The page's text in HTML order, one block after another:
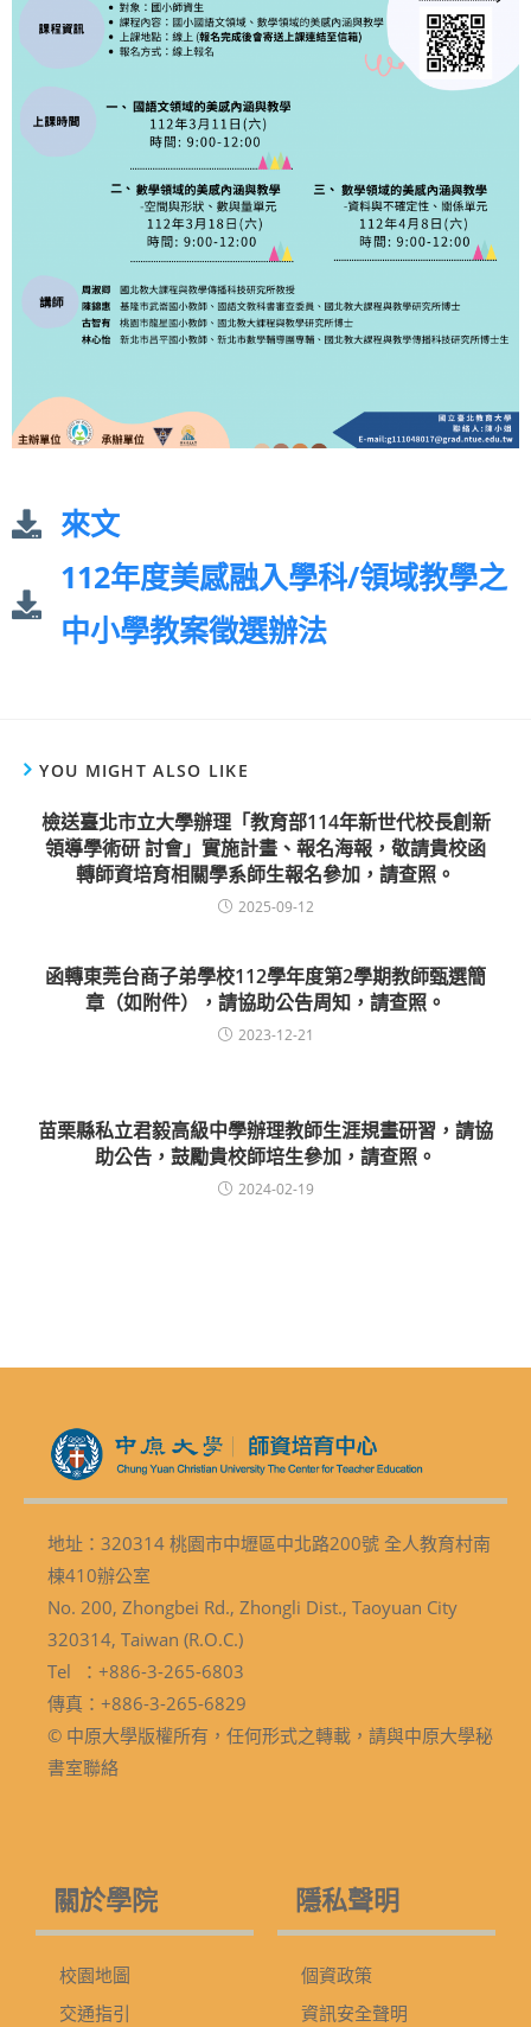
來文
112年度美感融入學科/領域教學之
中小學教案徵選辦法
YOU MIGHT ALSO LIKE
檢送臺北市立大學辦理「教育部114年新世代校長創新
領導學術研 討會」實施計畫、報名海報，敬請貴校函
轉師資培育相關學系師生報名參加，請查照。
2025-09-12
函轉東莞台商子弟學校112學年度第2學期教師甄選簡
章（如附件），請協助公告周知，請查照。
2023-12-21
苗栗縣私立君毅高級中學辦理教師生涯規畫研習，請協
助公告，鼓勵貴校師培生參加，請查照。
2024-02-19
地址：320314 桃園市中壢區中北路200號 全人教育村南
棟410辦公室
No. 200, Zhongbei Rd., Zhongli Dist., Taoyuan City
320314, Taiwan (R.O.C.)
Tel ：+886-3-265-6803
傳真：+886-3-265-6829
© 中原大學版權所有，任何形式之轉載，請與中原大學秘
書室聯絡
關於學院
校園地圖
交通指引
隱私聲明
個資政策
資訊安全聲明